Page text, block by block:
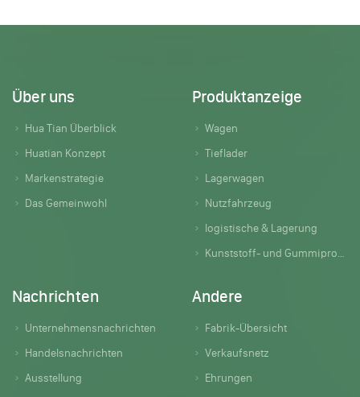
Über uns
Hua Tian Überblick
Huatian Konzept
Markenstrategie
Das Gemeinwohl
Produktanzeige
Wagen
Tieflader
Lagerwagen
Nutzfahrzeug
logistische & Lagerung
Kunststoff- und Gummiprodukte
Nachrichten
Unternehmensnachrichten
Handelsnachrichten
Ausstellung
Andere
Fabrik-Übersicht
Verkaufsnetz
Ehrungen